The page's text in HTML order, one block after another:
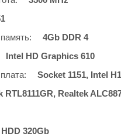
:
4Gb DDR 4
Intel HD Graphics 610
:
Socket 1151, Intel
RTL8111GR, Realtek
HDD 320Gb